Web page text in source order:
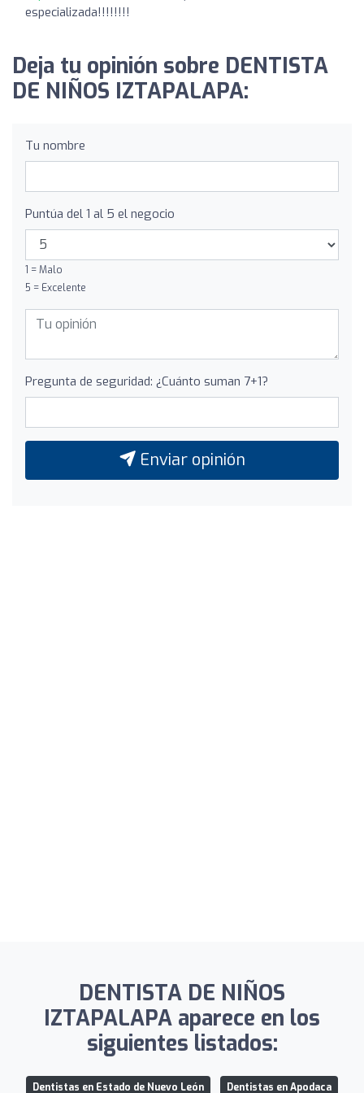
especializada!!!!!!!!
Deja tu opinión sobre DENTISTA
DE NIÑOS IZTAPALAPA:
Tu nombre
Puntúa del 1 al 5 el negocio
1 = Malo
5 = Excelente
Pregunta de seguridad: ¿Cuánto suman 7+1?
Enviar opinión
DENTISTA DE NIÑOS
IZTAPALAPA aparece en los
siguientes listados:
Dentistas en Estado de Nuevo León Dentistas en Apodaca